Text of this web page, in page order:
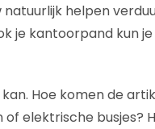
helpen
je kantoorpand kun
Hoe komen de
elektrische busjes?